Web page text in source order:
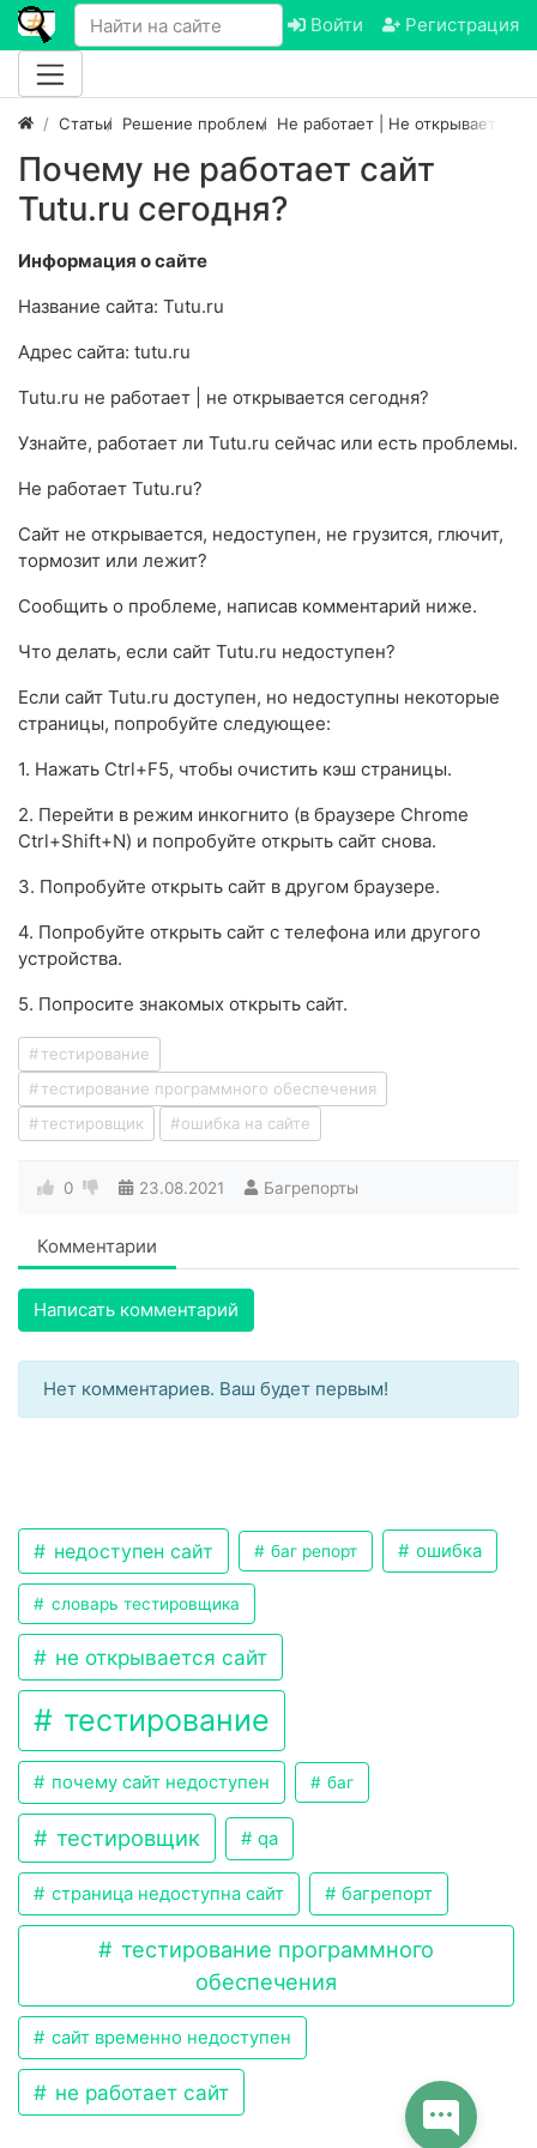
Войти Регистрация
Статьи Решение проблем Не работает | Не открывается
Почему не работает сайт
Tutu.ru сегодня?
Информация о сайте
Название сайта: Tutu.ru
Адрес сайта: tutu.ru
Tutu.ru не работает | не открывается сегодня?
Узнайте, работает ли Tutu.ru сейчас или есть проблемы.
Не работает Tutu.ru?
Сайт не открывается, недоступен, не грузится, глючит,
тормозит или лежит?
Сообщить о проблеме, написав комментарий ниже.
Что делать, если сайт Tutu.ru недоступен?
Если сайт Tutu.ru доступен, но недоступны некоторые
страницы, попробуйте следующее:
1. Нажать Ctrl+F5, чтобы очистить кэш страницы.
2. Перейти в режим инкогнито (в браузере Chrome
Ctrl+Shift+N) и попробуйте открыть сайт снова.
3. Попробуйте открыть сайт в другом браузере.
4. Попробуйте открыть сайт с телефона или другого
устройства.
5. Попросите знакомых открыть сайт.
тестирование
тестирование программного обеспечения
тестировщик
ошибка на сайте
0 23.08.2021 Багрепорты
Комментарии
Написать комментарий
Нет комментариев. Ваш будет первым!
недоступен сайт баг репорт ошибка
словарь тестировщика
не открывается сайт
тестирование
почему сайт недоступен баг
тестировщик qa
страница недоступна сайт багрепорт
тестирование программного
обеспечения
сайт временно недоступен
не работает сайт